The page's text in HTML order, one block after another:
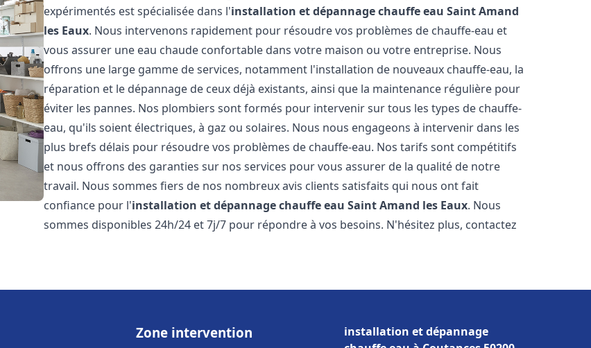
expérimentés est spécialisée dans l'installation et dépannage chauffe eau Saint Amand
les Eaux. Nous intervenons rapidement pour résoudre vos problèmes de chauffe-eau et
vous assurer une eau chaude confortable dans votre maison ou votre entreprise. Nous
offrons une large gamme de services, notamment l'installation de nouveaux chauffe-eau, la
réparation et le dépannage de ceux déjà existants, ainsi que la maintenance régulière pour
éviter les pannes. Nos plombiers sont formés pour intervenir sur tous les types de chauffe-
eau, qu'ils soient électriques, à gaz ou solaires. Nous nous engageons à intervenir dans les
plus brefs délais pour résoudre vos problèmes de chauffe-eau. Nos tarifs sont compétitifs
et nous offrons des garanties sur nos services pour vous assurer de la qualité de notre
travail. Nous sommes fiers de nos nombreux avis clients satisfaits qui nous ont fait
confiance pour l'installation et dépannage chauffe eau Saint Amand les Eaux. Nous
sommes disponibles 24h/24 et 7j/7 pour répondre à vos besoins. N'hésitez plus, contactez
Zone intervention
installation et dépannage